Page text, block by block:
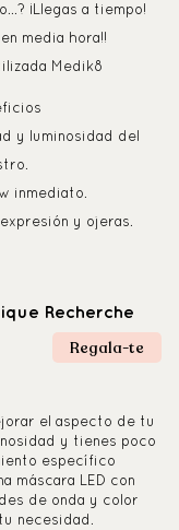
¡Llegas a tiempo!
media hora!!
Medik8
y luminosidad del
inmediato.
y ojeras.
Recherche
Regala-te
el aspecto de tu
y tienes poco
específico
máscara LED con
de onda y color
necesidad.